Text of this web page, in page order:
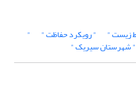
زیست " " رویکرد حفاظت " "
" شهرستان سیریک "